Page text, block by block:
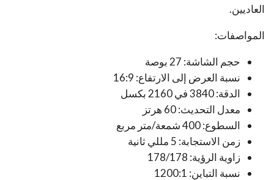
العاديين.
المواصفات:
حجم الشاشة: 27 بوصة
نسبة العرض إلى الارتفاع: 16:9
الدقة: 3840 في 2160 بكسل
معدل التحديث: 60 هرتز
السطوع: 400 شمعة/متر مربع
زمن الاستجابة: 5 مللي ثانية
زاوية الرؤية: 178/178
نسبة التباين: 1200:1